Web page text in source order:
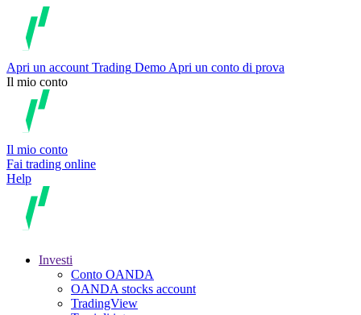
Apri un account Trading Demo Apri un conto di prova
Il mio conto
Il mio conto
Fai trading online
Help
Investi
Conto OANDA
OANDA stocks account
TradingView